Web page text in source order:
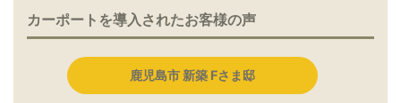
カーポートを導入されたお客様の声
鹿児島市 新築 Fさま邸